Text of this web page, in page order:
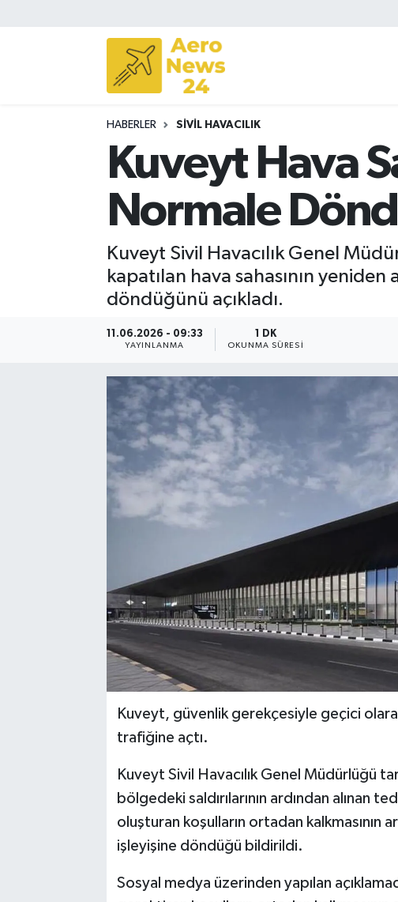
HABERLER SIVIL HAVACILIK
Kuveyt Hava
Normale
Kuveyt Sivil Havacılık Genel
kapatılan hava sahasının
döndüğünü açıkladı.
11.06.2026 - 09:33
YAYINLANMA
1 DK
OKUNMA SÜRESI
Kuveyt, güvenlik gerekçesiyle geçici
trafiğine açtı.
Kuveyt Sivil Havacılık Genel Müdürlüğü
bölgedeki saldırılarının ardından alınan
oluşturan koşulların ortadan kalkmasının
işleyişine döndüğü bildirildi.
Sosyal medya üzerinden yapılan
Sivil Havacılık